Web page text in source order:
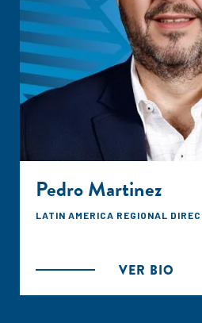
Pedro Martinez
LATIN AMERICA REGIONAL
VER BIO